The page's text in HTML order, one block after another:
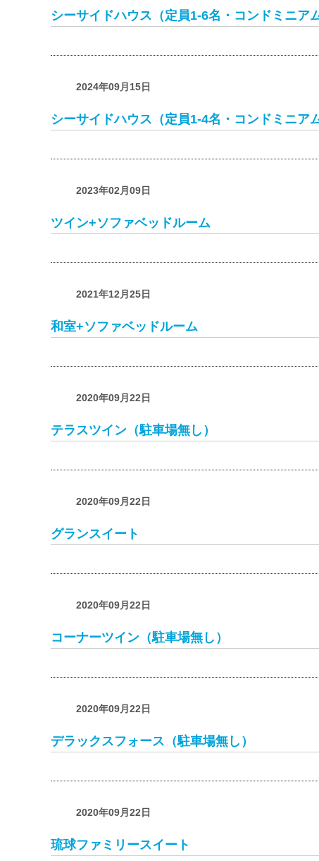
シーサイドハウス（定員1-6名・コンドミニア
2024年09月15日
シーサイドハウス（定員1-4名・コンドミニア
2023年02月09日
ツイン+ソファベッドルーム
2021年12月25日
和室+ソファベッドルーム
2020年09月22日
テラスツイン（駐車場無し）
2020年09月22日
グランスイート
2020年09月22日
コーナーツイン（駐車場無し）
2020年09月22日
デラックスフォース（駐車場無し）
2020年09月22日
琉球ファミリースイート